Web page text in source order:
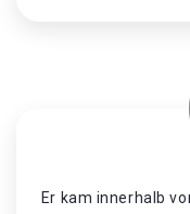
Er kam innerhalb